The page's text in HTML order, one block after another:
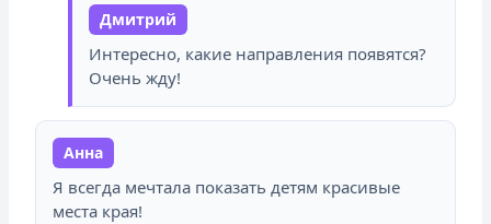
Дмитрий
Интересно, какие направления появятся?
Очень жду!
Анна
Я всегда мечтала показать детям красивые
места края!